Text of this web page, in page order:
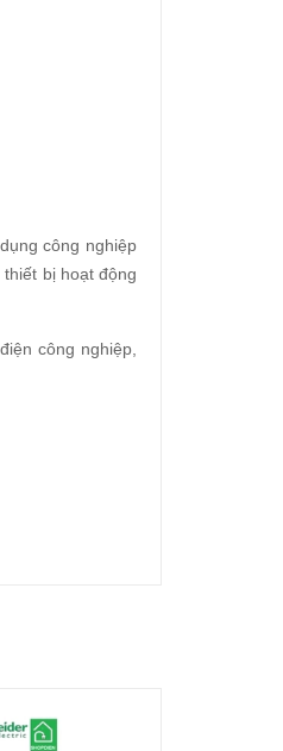
công nghiệp
, thiết bị hoạt động
công nghiệp,